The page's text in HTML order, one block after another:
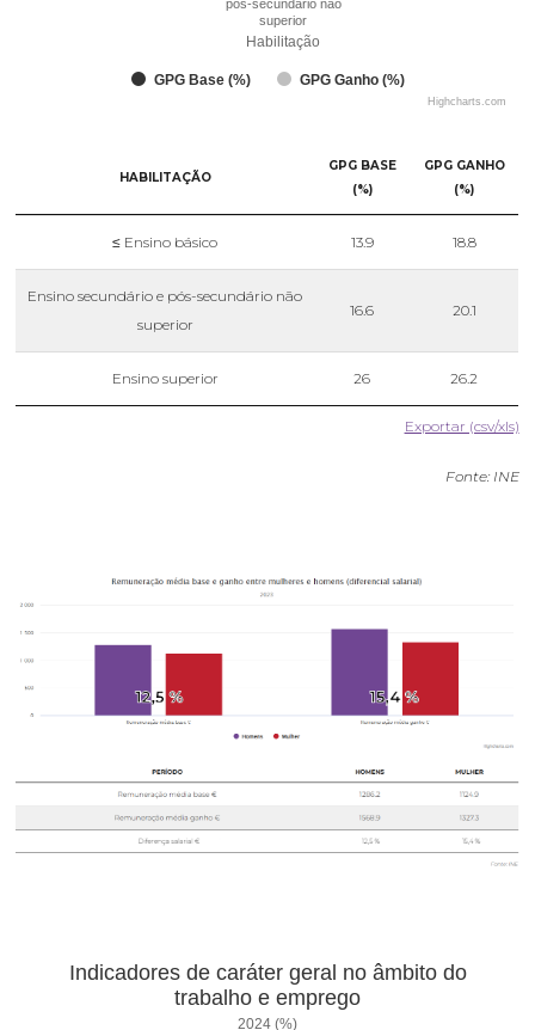
Habilitação
GPG Base (%) GPG Ganho (%)
pós-secundário não
superior
Highcharts.com
HABILITAÇÃO
GPG BASE
(%)
GPG GANHO
(%)
≤ Ensino básico 13.9 18.8
Ensino secundário e pós-secundário não
superior
16.6 20.1
Ensino superior 26 26.2
Exportar (csv/xls)
Fonte: INE
Indicadores de caráter geral no âmbito do
trabalho e emprego
2024 (%)